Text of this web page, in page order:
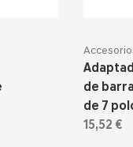
de
de 7
15,52 €